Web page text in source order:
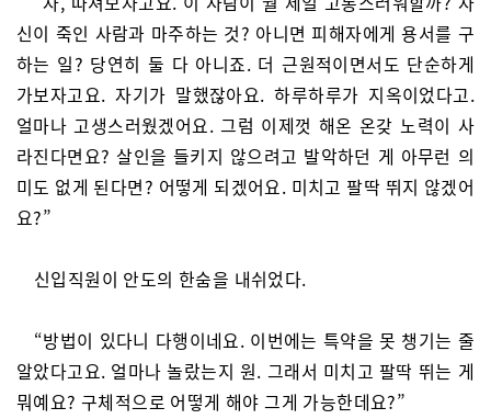
신이 죽인 사람과 마주하는 것? 아니면 피해자에게 용서를 구
하는 일? 당연히 둘 다 아니죠. 더 근원적이면서도 단순하게
가보자고요. 자기가 말했잖아요. 하루하루가 지옥이었다고.
얼마나 고생스러웠겠어요. 그럼 이제껏 해온 온갖 노력이 사
라진다면요? 살인을 들키지 않으려고 발악하던 게 아무런 의
미도 없게 된다면? 어떻게 되겠어요. 미치고 팔딱 뛰지 않겠어
요?”
신입직원이 안도의 한숨을 내쉬었다.
“방법이 있다니 다행이네요. 이번에는 특약을 못 챙기는 줄
알았다고요. 얼마나 놀랐는지 원. 그래서 미치고 팔딱 뛰는 게
뭐예요? 구체적으로 어떻게 해야 그게 가능한데요?”